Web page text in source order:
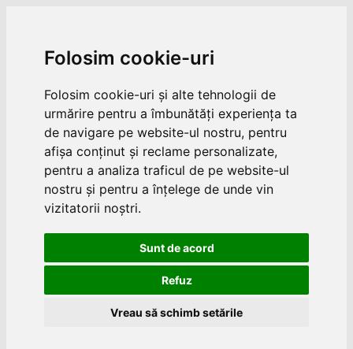
Folosim cookie-uri
Folosim cookie-uri și alte tehnologii de
urmărire pentru a îmbunătăți experiența ta
de navigare pe website-ul nostru, pentru
afișa conținut și reclame personalizate,
pentru a analiza traficul de pe website-ul
nostru și pentru a înțelege de unde vin
vizitatorii noștri.
Sunt de acord
Refuz
Vreau să schimb setările